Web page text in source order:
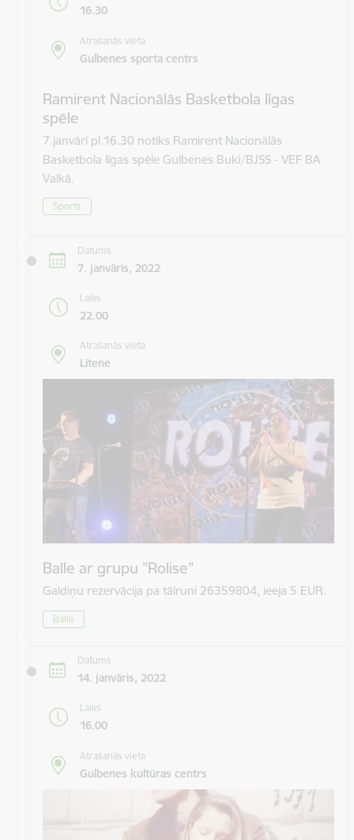
16.30
Atrašanās vieta
Gulbenes sporta centrs
Ramirent Nacionālās Basketbola līgas
spēle
7.janvārī pl.16.30 notiks Ramirent Nacionālās
Basketbola līgas spēle Gulbenes Buki/BJSS - VEF BA
Valkā.
Sports
Datums
7. janvāris, 2022
Laiks
22.00
Atrašanās vieta
Litene
Balle ar grupu "Rolise"
Galdiņu rezervācija pa tālruni 26359804, ieeja 5 EUR.
Balle
Datums
14. janvāris, 2022
Laiks
16.00
Atrašanās vieta
Gulbenes kultūras centrs